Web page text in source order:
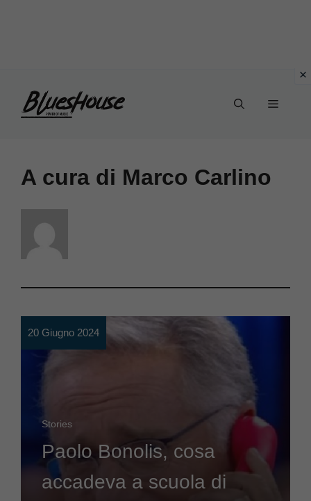
Menu
A cura di Marco Carlino
20 Giugno 2024
Stories
Paolo Bonolis, cosa
accadeva a scuola di